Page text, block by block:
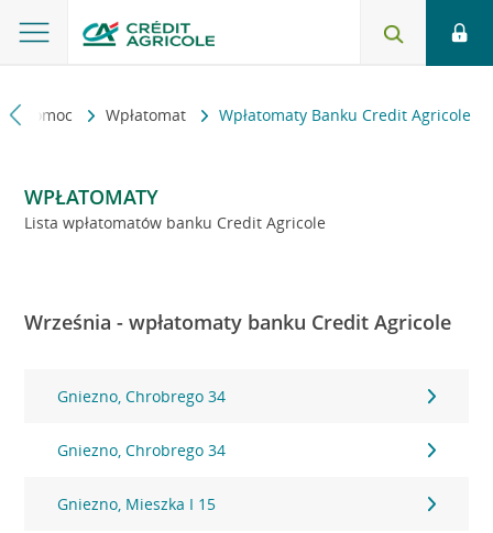
i pomoc Wpłatomat Wpłatomaty Banku Credit Agricole
WPŁATOMATY
Lista wpłatomatów banku Credit Agricole
Września - wpłatomaty banku Credit Agricole
Gniezno, Chrobrego 34
Gniezno, Chrobrego 34
Gniezno, Mieszka I 15